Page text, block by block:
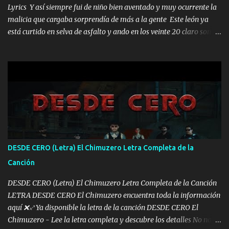
Lyrics Y así siempre fui de niño bien aventado y muy ocurrente la
malicia que cargaba sorprendía de más a la gente Este león ya
está curtido en selva de asfalto y ando en los veinte 20 claro son
pa más pues hay charola les voy a dar hasta topar pues no hay de
otra Música Surcando bien mi camino voy por mi línea no veo a
los lados aquel que no corre vuela no se me duerm voy chicoteado
Ya pasé varias hazañas ya tienen rato que me agarran el colmillo
de este León los estatales no sé esperaron Al tiro esta la PrimiZa
también la nueve que cargo al lado doy la mano al que su amigo y
al traicionero damos pa abajo Y No me paran aquí hay pa más
pues hay charola les voy a dar hasta topar pues no hay de otra...
DESDE CERO (Letra) El Chimuzero Letra Completa de la
Canción
DESDE CERO (Letra) El Chimuzero Letra Completa de la Canción
LETRA DESDE CERO El Chimuzero encuentra toda la información
aquí ❌♐ Ya disponible la letra de la canción DESDE CERO El
Chimuzero - Lee la letra completa y descubre los detalles No nací